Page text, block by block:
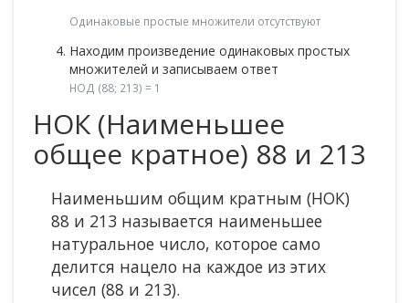
Одинаковые простые множители отсутствуют
Находим произведение одинаковых простых
множителей и записываем ответ
НОД (88; 213) = 1
НОК (Наименьшее
общее кратное) 88 и 213
Наименьшим общим кратным (НОК)
88 и 213 называется наименьшее
натуральное число, которое само
делится нацело на каждое из этих
чисел (88 и 213).